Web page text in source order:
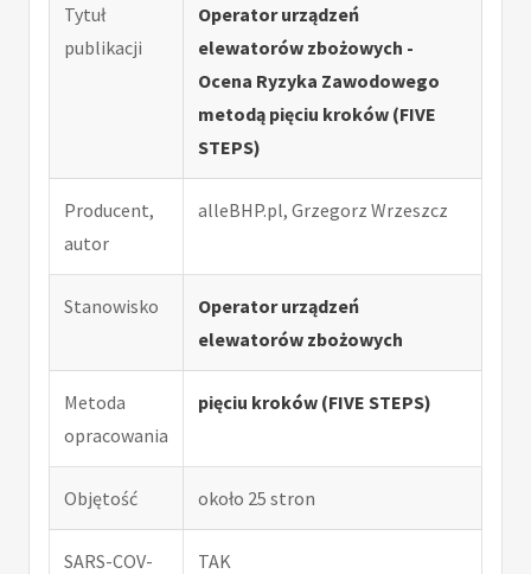
Tytuł
publikacji
Operator urządzeń
elewatorów zbożowych -
Ocena Ryzyka Zawodowego
metodą pięciu kroków (FIVE
STEPS)
Producent,
autor
alleBHP.pl, Grzegorz Wrzeszcz
Stanowisko
Operator urządzeń
elewatorów zbożowych
Metoda
opracowania
pięciu kroków (FIVE STEPS)
Objętość około 25 stron
SARS-COV-
TAK